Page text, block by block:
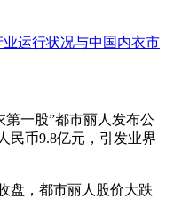
一股”都市丽人发布公
民币9.8亿元，引发业界
，都市丽人股价大跌